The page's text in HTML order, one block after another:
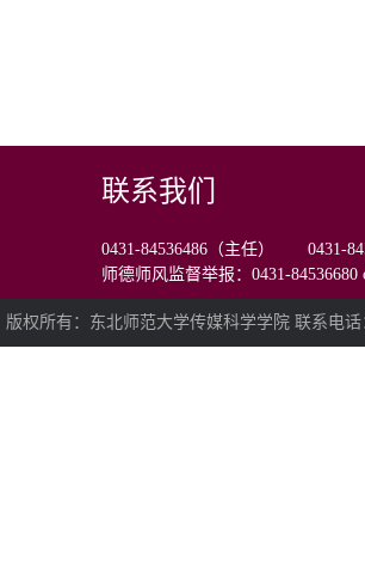
联系我们
0431-84536486（主任） 0431-
师德师风监督举报：0431-84536680
版权所有：东北师范大学传媒科学学院 联系电话